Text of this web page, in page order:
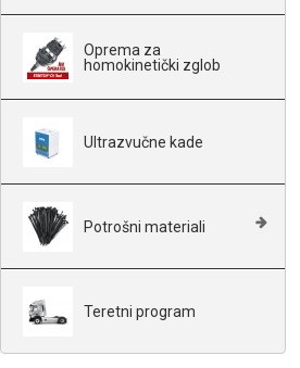
Oprema za
homokinetički zglob
Ultrazvučne kade
Potrošni materiali
Teretni program